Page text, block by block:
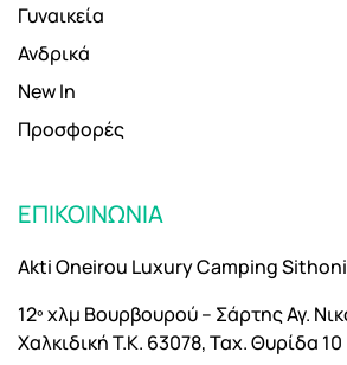
Γυναικεία
Ανδρικά
New In
Προσφορές
ΕΠΙΚΟΙΝΩΝΙΑ
Akti Oneirou Luxury Camping
12º χλμ Βουρβουρού – Σάρτης Αγ.
Χαλκιδική Τ.Κ. 63078, Ταχ. Θυρίδα 10